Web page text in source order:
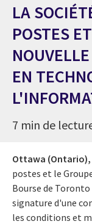
LA
POSTES
EN
7 min de
Ottawa (Ontario),
postes et le
Bourse de Toronto
signature d'une
les conditions et